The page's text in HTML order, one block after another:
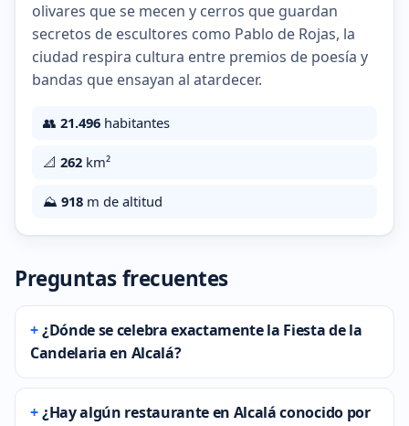
olivares que se mecen y cerros que guardan
secretos de escultores como Pablo de Rojas, la
ciudad respira cultura entre premios de poesía y
bandas que ensayan al atardecer.
👥 21.496 habitantes
📐 262 km²
⛰️ 918 m de altitud
Preguntas frecuentes
¿Dónde se celebra exactamente la Fiesta de la
Candelaria en Alcalá?
¿Hay algún restaurante en Alcalá conocido por